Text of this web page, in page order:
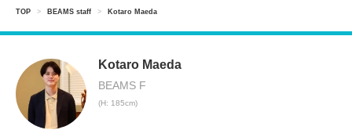
TOP > BEAMS staff > Kotaro Maeda
Kotaro Maeda
BEAMS F
(H: 185cm)